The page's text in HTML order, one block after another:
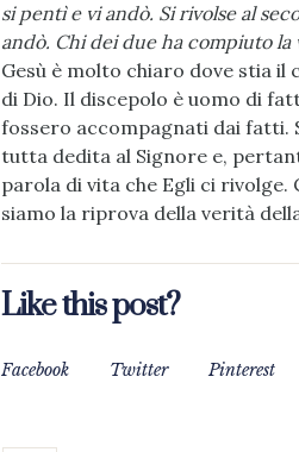
si pentì e vi andò. Si rivolse al
andò. Chi dei due ha compiuto la
Gesù è molto chiaro dove stia il
di Dio. Il discepolo è uomo di
fossero accompagnati dai fatti.
tutta dedita al Signore e,
parola di vita che Egli ci rivolge.
siamo la riprova della verità
Like this post?
Facebook Twitter Pinterest